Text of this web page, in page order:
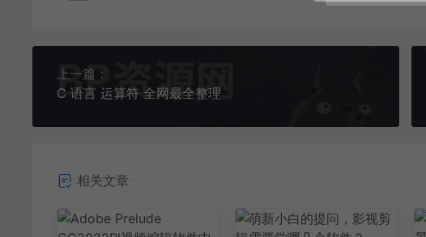
上一篇：
C 语言 运算符 全网最全整理
相关文章